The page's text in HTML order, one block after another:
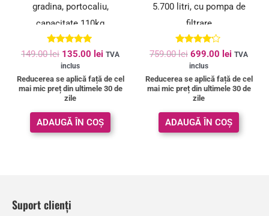
gradina, portocaliu,
capacitate 110kg
Evaluat la
4.91
din 5
149.00lei 135.00 lei TVA
inclus
Reducerea se aplică față de cel
mai mic preț din ultimele 30 de
zile
ADAUGĂ ÎN COȘ
5.700 litri, cu pompa de
filtrare
Evaluat la
4.00
din 5
759.00lei 699.00 lei TVA
inclus
Reducerea se aplică față de cel
mai mic preț din ultimele 30 de
zile
ADAUGĂ ÎN COȘ
Suport clienți